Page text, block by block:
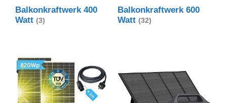
Balkonkraftwerk 400
Watt (3)
Balkonkraftwerk 600
Watt (32)